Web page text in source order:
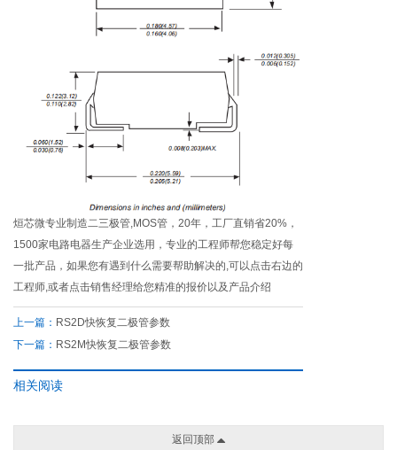
烜芯微专业制造二三极管,MOS管，20年，工厂直销省20%，
1500家电路电器生产企业选用，专业的工程师帮您稳定好每
一批产品，如果您有遇到什么需要帮助解决的,可以点击右边的
工程师,或者点击销售经理给您精准的报价以及产品介绍
上一篇： RS2D快恢复二极管参数
下一篇： RS2M快恢复二极管参数
相关阅读
返回顶部